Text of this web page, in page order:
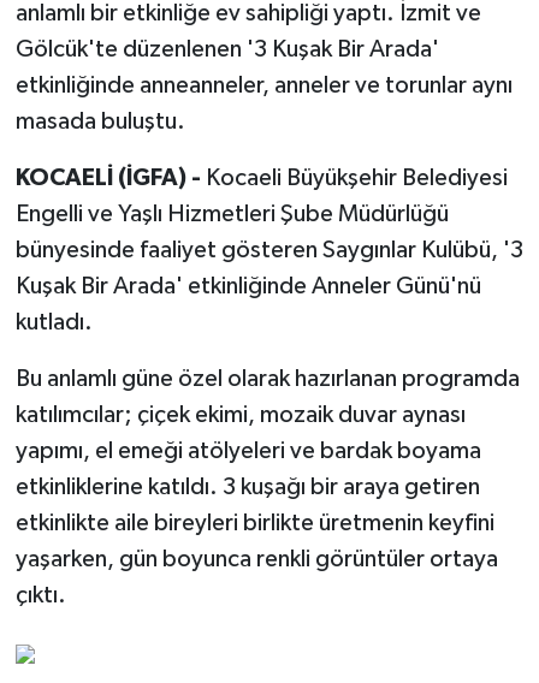
anlamlı bir etkinliğe ev sahipliği yaptı. İzmit ve
Gölcük'te düzenlenen '3 Kuşak Bir Arada'
etkinliğinde anneanneler, anneler ve torunlar aynı
masada buluştu.
KOCAELİ (İGFA) - Kocaeli Büyükşehir Belediyesi
Engelli ve Yaşlı Hizmetleri Şube Müdürlüğü
bünyesinde faaliyet gösteren Saygınlar Kulübü, '3
Kuşak Bir Arada' etkinliğinde Anneler Günü'nü
kutladı.
Bu anlamlı güne özel olarak hazırlanan programda
katılımcılar; çiçek ekimi, mozaik duvar aynası
yapımı, el emeği atölyeleri ve bardak boyama
etkinliklerine katıldı. 3 kuşağı bir araya getiren
etkinlikte aile bireyleri birlikte üretmenin keyfini
yaşarken, gün boyunca renkli görüntüler ortaya
çıktı.